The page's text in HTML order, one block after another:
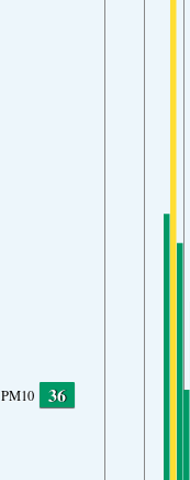
PM10 36